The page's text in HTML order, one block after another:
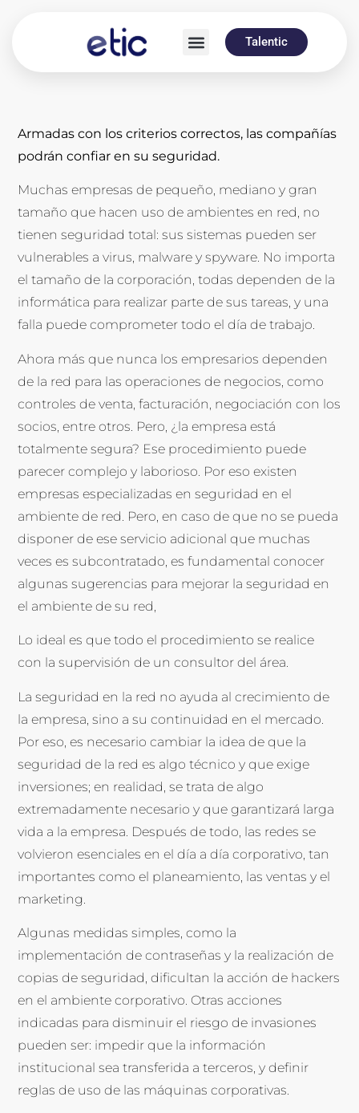
Talentic
Armadas con los criterios correctos, las compañías
podrán confiar en su seguridad.
Muchas empresas de pequeño, mediano y gran
tamaño que hacen uso de ambientes en red, no
tienen seguridad total: sus sistemas pueden ser
vulnerables a virus, malware y spyware. No importa
el tamaño de la corporación, todas dependen de la
informática para realizar parte de sus tareas, y una
falla puede comprometer todo el día de trabajo.
Ahora más que nunca los empresarios dependen
de la red para las operaciones de negocios, como
controles de venta, facturación, negociación con los
socios, entre otros. Pero, ¿la empresa está
totalmente segura? Ese procedimiento puede
parecer complejo y laborioso. Por eso existen
empresas especializadas en seguridad en el
ambiente de red. Pero, en caso de que no se pueda
disponer de ese servicio adicional que muchas
veces es subcontratado, es fundamental conocer
algunas sugerencias para mejorar la seguridad en
el ambiente de su red,
Lo ideal es que todo el procedimiento se realice
con la supervisión de un consultor del área.
La seguridad en la red no ayuda al crecimiento de
la empresa, sino a su continuidad en el mercado.
Por eso, es necesario cambiar la idea de que la
seguridad de la red es algo técnico y que exige
inversiones; en realidad, se trata de algo
extremadamente necesario y que garantizará larga
vida a la empresa. Después de todo, las redes se
volvieron esenciales en el día a día corporativo, tan
importantes como el planeamiento, las ventas y el
marketing.
Algunas medidas simples, como la
implementación de contraseñas y la realización de
copias de seguridad, dificultan la acción de hackers
en el ambiente corporativo. Otras acciones
indicadas para disminuir el riesgo de invasiones
pueden ser: impedir que la información
institucional sea transferida a terceros, y definir
reglas de uso de las máquinas corporativas.